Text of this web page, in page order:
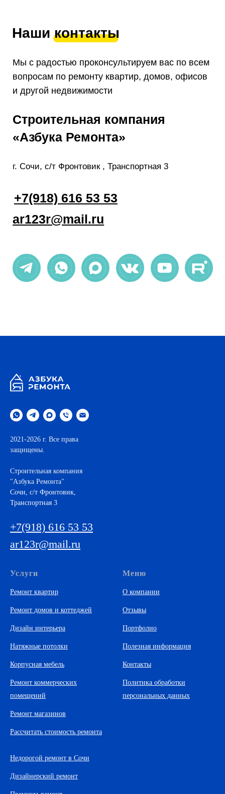
2021-2026 г. Все права
защищены.
Строительная компания
"Азбука Ремонта"
Cочи, с/т Фронтовик,
Транспортная 3
+7(918) 616 53 53
ar123r@mail.ru
Услуги
Ремонт квартир
Ремонт домов и коттеджей
Дизайн интерьера
Натяжные потолки
Корпусная мебель
Ремонт коммерческих
помещений
Ремонт магазинов
Рассчитать стоимость ремонта
Недорогой ремонт в Сочи
Дизайнерский ремонт
Меню
О компании
Отзывы
Портфолио
Полезная информация
Контакты
Политика обработки
персональных данных